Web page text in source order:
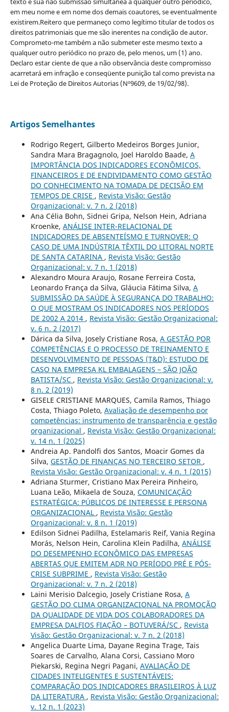
em meu nome e em nome dos demais coautores, se eventualmente
existirem.Reitero que permaneço como legítimo titular de todos os
direitos patrimoniais que me são inerentes na condição de autor.
Comprometo-me também a não submeter este mesmo texto a
qualquer outro periódico no prazo de, pelo menos, um (1) ano.
Declaro estar ciente de que a não observância deste compromisso
acarretará em infração e conseqüente punição tal como prevista na
Lei de Proteção de Direitos Autorias (Nº9609, de 19/02/98).
Artigos Semelhantes
Rodrigo Regert, Gilberto Medeiros Borges Junior,
Sandra Mara Bragagnolo, Joel Haroldo Baade, A
IMPORTÂNCIA DOS INDICADORES ECONÔMICOS,
FINANCEIROS E DE ENDIVIDAMENTO COMO GESTÃO
DO CONHECIMENTO NA TOMADA DE DECISÃO EM
TEMPOS DE CRISE , Revista Visão: Gestão
Organizacional: v. 7 n. 2 (2018)
Ana Célia Bohn, Sidnei Gripa, Nelson Hein, Adriana
Kroenke, ANÁLISE INTER-RELACIONAL DE
INDICADORES DE ABSENTEÍSMO E TURNOVER: O
CASO DE UMA INDÚSTRIA TÊXTIL DO LITORAL NORTE
DE SANTA CATARINA , Revista Visão: Gestão
Organizacional: v. 7 n. 1 (2018)
Alexandro Moura Araujo, Rosane Ferreira Costa,
Leonardo França da Silva, Gláucia Fátima Silva, A
SUBMISSÃO DA SAÚDE À SEGURANÇA DO TRABALHO:
O QUE MOSTRAM OS INDICADORES NOS PERÍODOS
DE 2002 A 2014 , Revista Visão: Gestão Organizacional:
v. 6 n. 2 (2017)
Dárica da Silva, Josely Cristiane Rosa, A GESTÃO POR
COMPETÊNCIAS E O PROCESSO DE TREINAMENTO E
DESENVOLVIMENTO DE PESSOAS (T&D): ESTUDO DE
CASO NA EMPRESA KL EMBALAGENS – SÃO JOÃO
BATISTA/SC , Revista Visão: Gestão Organizacional: v.
8 n. 2 (2019)
GISELE CRISTIANE MARQUES, Camila Ramos, Thiago
Costa, Thiago Poleto, Avaliação de desempenho por
competências: instrumento de transparência e gestão
organizacional , Revista Visão: Gestão Organizacional:
v. 14 n. 1 (2025)
Andreia Ap. Pandolfi dos Santos, Moacir Gomes da
Silva, GESTÃO DE FINANÇAS NO TERCEIRO SETOR ,
Revista Visão: Gestão Organizacional: v. 4 n. 1 (2015)
Adriana Sturmer, Cristiano Max Pereira Pinheiro,
Luana Leão, Mikaela de Souza, COMUNICAÇÃO
ESTRATÉGICA: PÚBLICOS DE INTERESSE E PERSONA
ORGANIZACIONAL , Revista Visão: Gestão
Organizacional: v. 8 n. 1 (2019)
Edilson Sidnei Padilha, Estelamaris Reif, Vania Regina
Morás, Nelson Hein, Carolina Klein Padilha, ANÁLISE
DO DESEMPENHO ECONÔMICO DAS EMPRESAS
ABERTAS QUE EMITEM ADR NO PERÍODO PRÉ E PÓS-
CRISE SUBPRIME , Revista Visão: Gestão
Organizacional: v. 7 n. 2 (2018)
Laini Merisio Dalcegio, Josely Cristiane Rosa, A
GESTÃO DO CLIMA ORGANIZACIONAL NA PROMOÇÃO
DA QUALIDADE DE VIDA DOS COLABORADORES DA
EMPRESA DALFIOS FIAÇÃO – BOTUVERÁ/SC , Revista
Visão: Gestão Organizacional: v. 7 n. 2 (2018)
Angelica Duarte Lima, Dayane Regina Trage, Tais
Soares de Carvalho, Alana Corsi, Cassiano Moro
Piekarski, Regina Negri Pagani, AVALIAÇÃO DE
CIDADES INTELIGENTES E SUSTENTÁVEIS:
COMPARAÇÃO DOS INDICADORES BRASILEIROS À LUZ
DA LITERATURA , Revista Visão: Gestão Organizacional:
v. 12 n. 1 (2023)